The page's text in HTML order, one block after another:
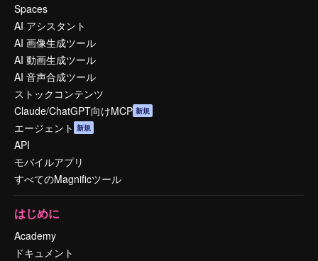
Spaces
AI アシスタント
AI 画像生成ツール
AI 動画生成ツール
AI 音声合成ツール
ストックコンテンツ
Claude/ChatGPT向けMCP 新規
エージェント 新規
API
モバイルアプリ
すべてのMagnificツール
はじめに
Academy
ドキュメント